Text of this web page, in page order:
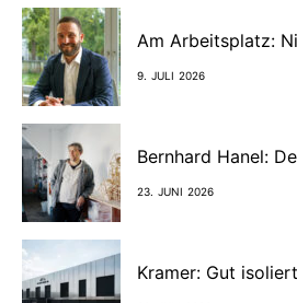
Am Arbeitsplatz:
9. JULI 2026
Bernhard Hanel:
23. JUNI 2026
Kramer: Gut isoliert